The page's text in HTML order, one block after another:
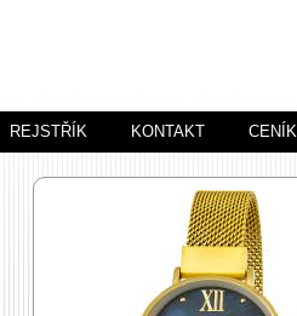
REJSTŘÍK KONTAKT